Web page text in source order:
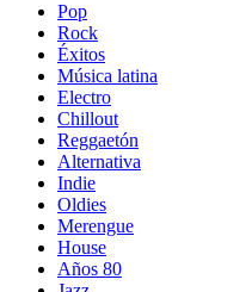
Pop
Rock
Éxitos
Música latina
Electro
Chillout
Reggaetón
Alternativa
Indie
Oldies
Merengue
House
Años 80